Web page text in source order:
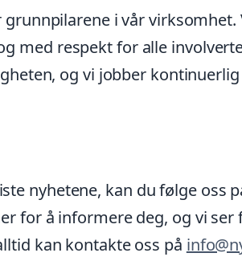
i vår
med respekt for alle
og vi jobber
nyhetene, kan du følge oss
for å informere deg, og vi ser
kan kontakte oss på